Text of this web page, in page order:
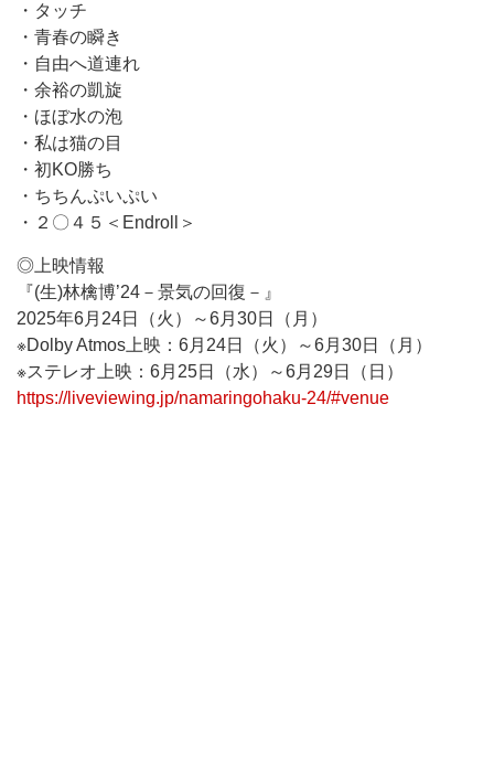
・タッチ
・青春の瞬き
・自由へ道連れ
・余裕の凱旋
・ほぼ水の泡
・私は猫の目
・初KO勝ち
・ちちんぷいぷい
・２〇４５＜Endroll＞
◎上映情報
『(生)林檎博’24－景気の回復－』
2025年6月24日（火）～6月30日（月）
※Dolby Atmos上映：6月24日（火）～6月30日（月）
※ステレオ上映：6月25日（水）～6月29日（日）
https://liveviewing.jp/namaringohaku-24/#venue